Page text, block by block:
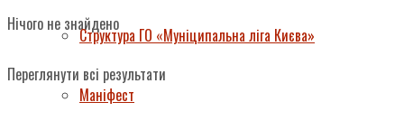
Нічого не знайдено
Переглянути всі результати
Структура ГО «Муніципальна ліга Києва»
Маніфест